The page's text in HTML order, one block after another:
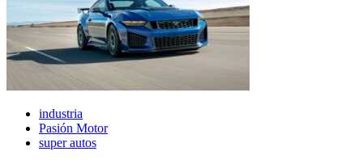
industria
Pasión Motor
super autos